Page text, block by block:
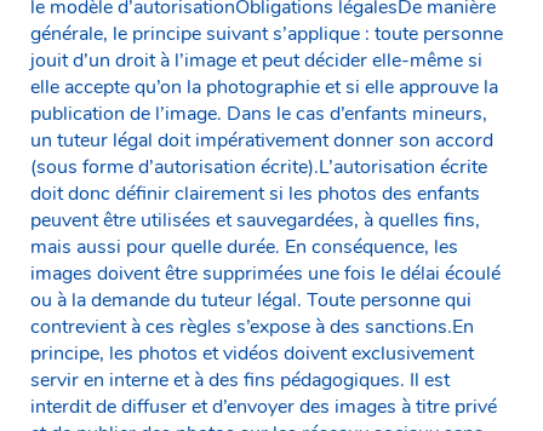
le modèle d’autorisationObligations légalesDe manière
générale, le principe suivant s’applique : toute personne
jouit d’un droit à l’image et peut décider elle-même si
elle accepte qu’on la photographie et si elle approuve la
publication de l’image. Dans le cas d’enfants mineurs,
un tuteur légal doit impérativement donner son accord
(sous forme d’autorisation écrite).L’autorisation écrite
doit donc définir clairement si les photos des enfants
peuvent être utilisées et sauvegardées, à quelles fins,
mais aussi pour quelle durée. En conséquence, les
images doivent être supprimées une fois le délai écoulé
ou à la demande du tuteur légal. Toute personne qui
contrevient à ces règles s’expose à des sanctions.En
principe, les photos et vidéos doivent exclusivement
servir en interne et à des fins pédagogiques. Il est
interdit de diffuser et d’envoyer des images à titre privé